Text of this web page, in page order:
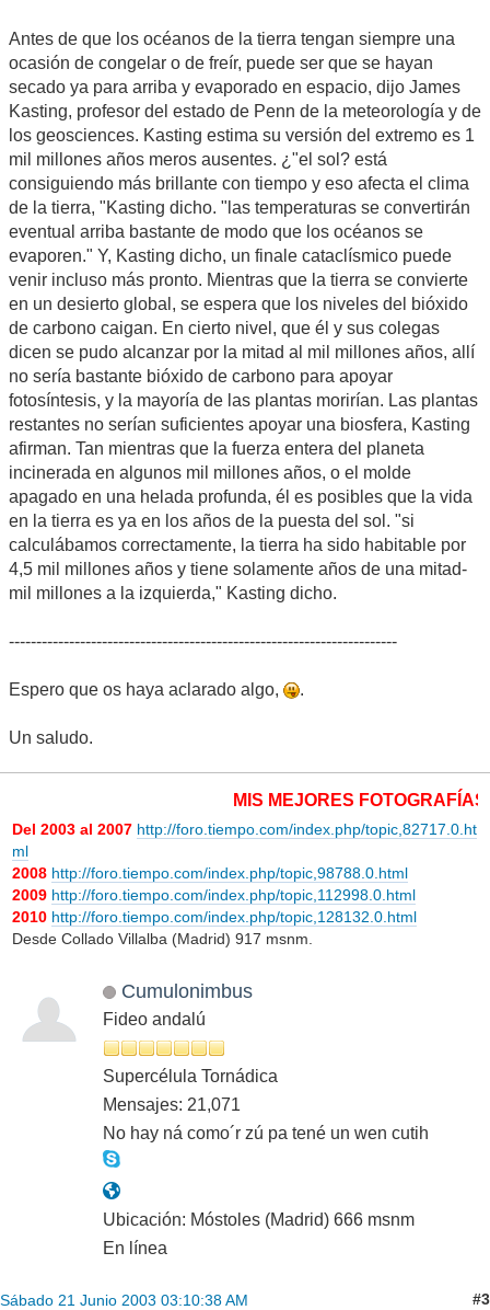
Antes de que los océanos de la tierra tengan siempre una
ocasión de congelar o de freír, puede ser que se hayan
secado ya para arriba y evaporado en espacio, dijo James
Kasting, profesor del estado de Penn de la meteorología y de
los geosciences. Kasting estima su versión del extremo es 1
mil millones años meros ausentes. ¿"el sol? está
consiguiendo más brillante con tiempo y eso afecta el clima
de la tierra, "Kasting dicho. "las temperaturas se convertirán
eventual arriba bastante de modo que los océanos se
evaporen." Y, Kasting dicho, un finale cataclísmico puede
venir incluso más pronto. Mientras que la tierra se convierte
en un desierto global, se espera que los niveles del bióxido
de carbono caigan. En cierto nivel, que él y sus colegas
dicen se pudo alcanzar por la mitad al mil millones años, allí
no sería bastante bióxido de carbono para apoyar
fotosíntesis, y la mayoría de las plantas morirían. Las plantas
restantes no serían suficientes apoyar una biosfera, Kasting
afirman. Tan mientras que la fuerza entera del planeta
incinerada en algunos mil millones años, o el molde
apagado en una helada profunda, él es posibles que la vida
en la tierra es ya en los años de la puesta del sol. "si
calculábamos correctamente, la tierra ha sido habitable por
4,5 mil millones años y tiene solamente años de una mitad-
mil millones a la izquierda," Kasting dicho.
-----------------------------------------------------------------------
Espero que os haya aclarado algo, .
Un saludo.
MIS MEJORES FOTOGRAFÍAS
Del 2003 al 2007 http://foro.tiempo.com/index.php/topic,82717.0.ht
ml
2008 http://foro.tiempo.com/index.php/topic,98788.0.html
2009 http://foro.tiempo.com/index.php/topic,112998.0.html
2010 http://foro.tiempo.com/index.php/topic,128132.0.html
Desde Collado Villalba (Madrid) 917 msnm.
Cumulonimbus
Fideo andalú
Supercélula Tornádica
Mensajes: 21,071
No hay ná como´r zú pa tené un wen cutih
Ubicación: Móstoles (Madrid) 666 msnm
En línea
Sábado 21 Junio 2003 03:10:38 AM #3